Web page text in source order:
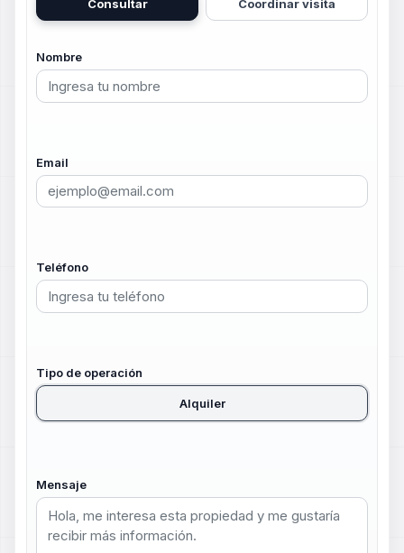
Consultar Coordinar visita
Nombre
Email
Teléfono
Tipo de operación
Alquiler
Mensaje